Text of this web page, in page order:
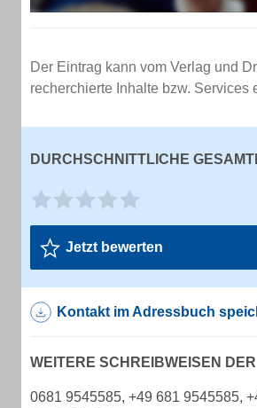
Der Eintrag kann vom Verlag und
recherchierte Inhalte bzw. Services
DURCHSCHNITTLICHE
Jetzt bewerten
Kontakt im Adressbuch
WEITERE SCHREIBWEISEN
0681 9545585, +49 681 9545585,